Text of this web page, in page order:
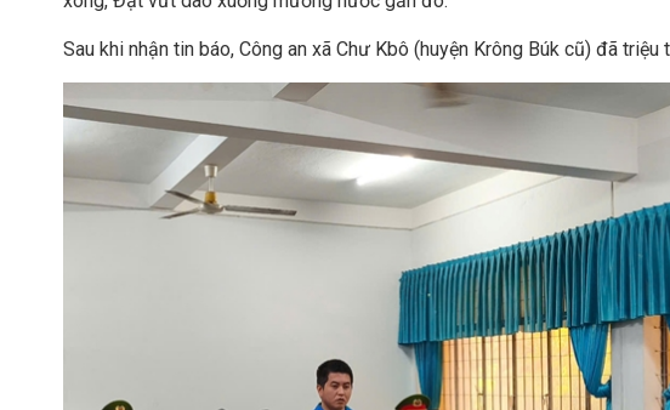
Sau khi nhận tin báo, Công an xã Chư Kbô (huyện Krông Búk cũ) đã